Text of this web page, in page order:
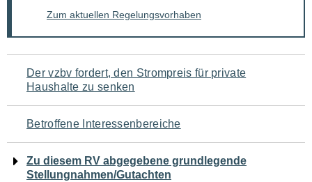
Zum aktuellen Regelungsvorhaben
Navigation
für
den
Seiteninhalt
Der vzbv fordert, den Strompreis für private
Haushalte zu senken
Betroffene Interessenbereiche
Zu diesem RV abgegebene grundlegende
Stellungnahmen/Gutachten